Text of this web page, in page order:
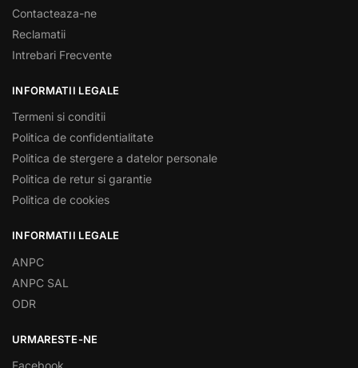
Contacteaza-ne
Reclamatii
Intrebari Frecvente
INFORMATII LEGALE
Termeni si conditii
Politica de confidentialitate
Politica de stergere a datelor personale
Politica de retur si garantie
Politica de cookies
INFORMATII LEGALE
ANPC
ANPC SAL
ODR
URMARESTE-NE
Facebook